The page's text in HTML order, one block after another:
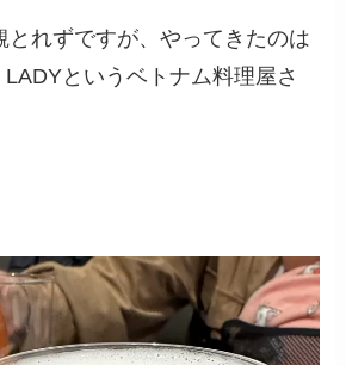
とれずですが、やってきたのは
というベトナム料理屋さ